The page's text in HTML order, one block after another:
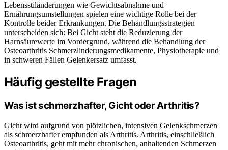
Lebensstiländerungen wie Gewichtsabnahme und
Ernährungsumstellungen spielen eine wichtige Rolle bei der
Kontrolle beider Erkrankungen. Die Behandlungsstrategien
unterscheiden sich: Bei Gicht steht die Reduzierung der
Harnsäurewerte im Vordergrund, während die Behandlung der
Osteoarthritis Schmerzlinderungsmedikamente, Physiotherapie und
in schweren Fällen Gelenkersatz umfasst.
Häufig gestellte Fragen
Was ist schmerzhafter, Gicht oder Arthritis?
Gicht wird aufgrund von plötzlichen, intensiven Gelenkschmerzen
als schmerzhafter empfunden als Arthritis. Arthritis, einschließlich
Osteoarthritis, geht mit mehr chronischen, anhaltenden Schmerzen